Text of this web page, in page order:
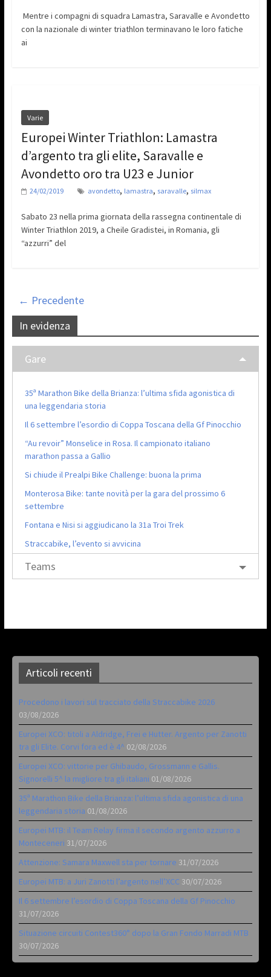
Mentre i compagni di squadra Lamastra, Saravalle e Avondetto
con la nazionale di winter triathlon terminavano le loro fatiche
ai
Varie
Europei Winter Triathlon: Lamastra
d’argento tra gli elite, Saravalle e
Avondetto oro tra U23 e Junior
24/02/2019 avondetto, lamastra, saravalle, silmax
Sabato 23 nella prima giornata della rassegna continentale di
Winter Triathlon 2019, a Cheile Gradistei, in Romania, gli
“azzurri” del
← Precedente
In evidenza
Gare
35ª Marathon Bike della Brianza: l’ultima sfida agonistica di
una leggendaria storia
Il 6 settembre l’esordio di Coppa Toscana della Gf Pinocchio
“Au revoir” Monselice in Rosa. Il campionato italiano
marathon passa a Gallio
Si chiude il Prealpi Bike Challenge: buona la prima
Monterosa Bike: tante novità per la gara del prossimo 6
settembre
Fontana e Nisi si aggiudicano la 31a Troi Trek
Straccabike, l’evento si avvicina
Teams
Articoli recenti
Procedono i lavori sul tracciato della Straccabike 2026
03/08/2026
Europei XCO: titoli a Aldridge, Frei e Hutter. Argento per Zanotti
tra gli Elite. Corvi fora ed è 4^ 02/08/2026
Europei XCO: vittorie per Ghibaudo, Grossmann e Gallis.
Signorelli 5^ la migliore tra gli italiani 01/08/2026
35ª Marathon Bike della Brianza: l’ultima sfida agonistica di una
leggendaria storia 01/08/2026
Europei MTB: il Team Relay firma il secondo argento azzurro a
Monteceneri 31/07/2026
Attenzione: Samara Maxwell sta per tornare 31/07/2026
Europei MTB: a Juri Zanotti l’argento nell’XCC 30/07/2026
Il 6 settembre l’esordio di Coppa Toscana della Gf Pinocchio
31/07/2026
Situazione circuiti Contest360° dopo la Gran Fondo Marradi MTB
30/07/2026